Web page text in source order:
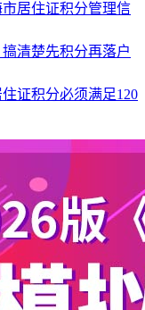
居住证积分管理信
清楚先积分再落户
证积分必须满足120